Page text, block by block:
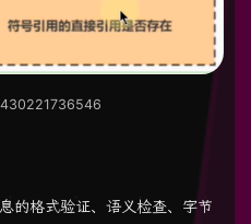
的格式验证、语义检查、字节